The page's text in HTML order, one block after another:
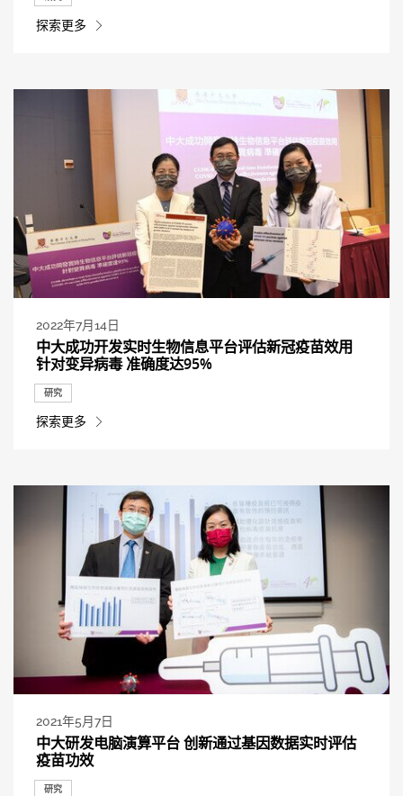
探索更多
2022年7月14日
中大成功开发实时生物信息平台评估新冠疫苗效用
针对变异病毒 准确度达95%
研究
探索更多
2021年5月7日
中大研发电脑演算平台 创新通过基因数据实时评估
疫苗功效
研究